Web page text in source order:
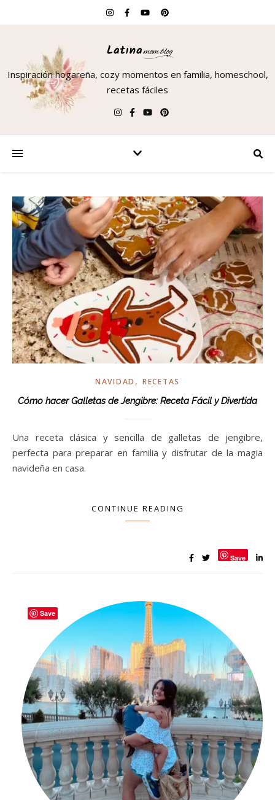
Inspiración hogareña, cozy momentos en familia, homeschool,
recetas fáciles
NAVIDAD , RECETAS
Cómo hacer Galletas de Jengibre: Receta Fácil y Divertida
Una receta clásica y sencilla de galletas de jengibre,
perfecta para preparar en familia y disfrutar de la magia
navideña en casa.
CONTINUE READING
Save
Save